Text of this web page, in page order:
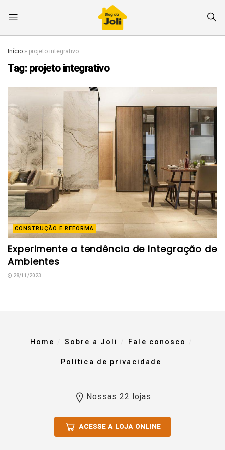
Início » projeto integrativo
Tag: projeto integrativo
CONSTRUÇÃO E REFORMA
Experimente a tendência de Integração de
Ambientes
28/11/2023
Home Sobre a Joli Fale conosco
Política de privacidade
Nossas 22 lojas
ACESSE A LOJA ONLINE